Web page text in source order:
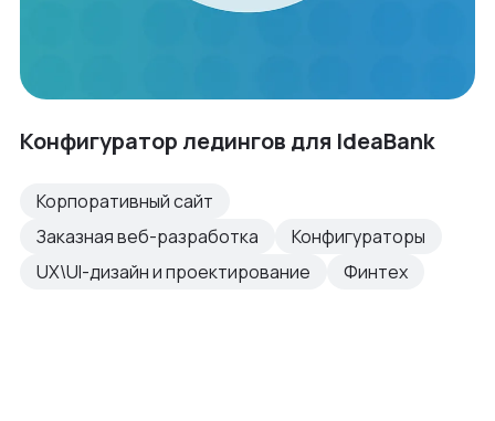
Конфигуратор ледингов для IdeaBank
Корпоративный сайт
Заказная веб-разработка
Конфигураторы
UX\UI-дизайн и проектирование
Финтех